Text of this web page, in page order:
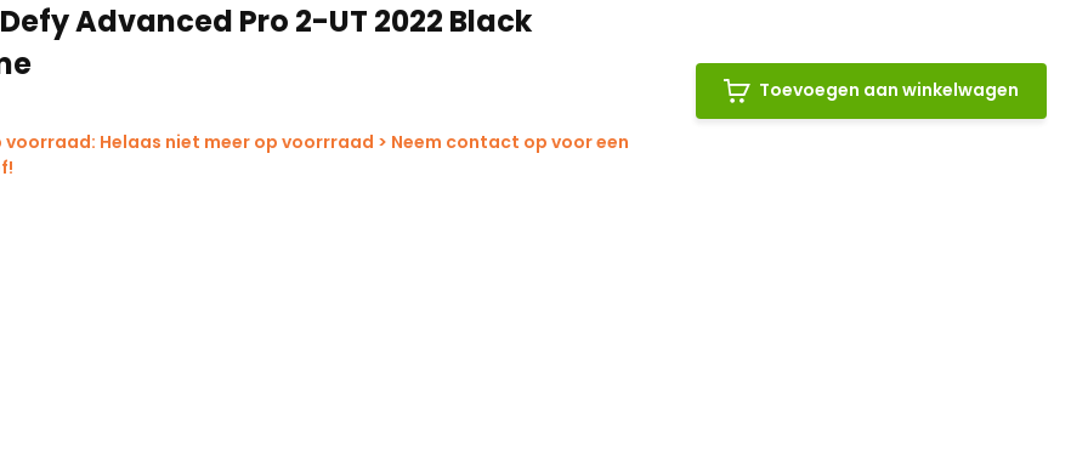
Advanced Pro 2-UT 2022 Black
voorraad: Helaas niet meer op voorrraad > Neem contact op voor een
Toevoegen aan winkelwagen